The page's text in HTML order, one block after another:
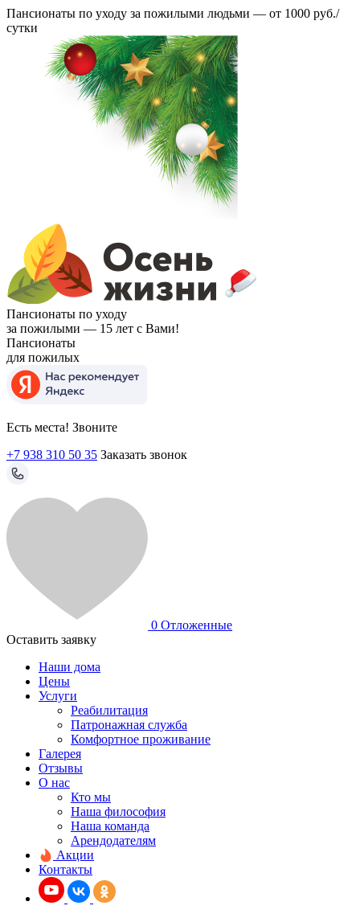
Пансионаты по уходу за пожилыми людьми — от 1000 руб./
сутки
Пансионаты по уходу
за пожилыми — 15 лет с Вами!
Пансионаты
для пожилых
Есть места! Звоните
+7 938 310 50 35 Заказать звонок
0 Отложенные
Оставить заявку
Наши дома
Цены
Услуги
Реабилитация
Патронажная служба
Комфортное проживание
Галерея
Отзывы
О нас
Кто мы
Наша философия
Наша команда
Арендодателям
Акции
Контакты